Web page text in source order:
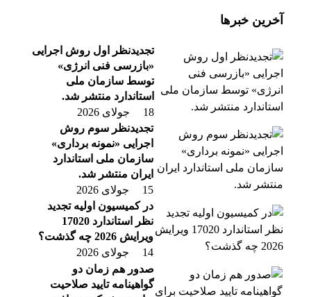
آخرین خبرها
تجدیدنظر اول روش اجرایی
«بازرسی فنی انرژی»
توسط سازمان ملی
استاندارد منتشر شد.
18 جولای 2026
تجدیدنظر سوم روش
اجرایی «نمونه برداری»
سازمان ملی استاندارد
ایران منتشر شد.
15 جولای 2026
در کمیسیون اولیه تجدید
نظر استاندارد 17020
ویرایش 2026 چه گذشت؟
14 جولای 2026
صدور هم زمان دو
گواهینامه تایید صلاحیت